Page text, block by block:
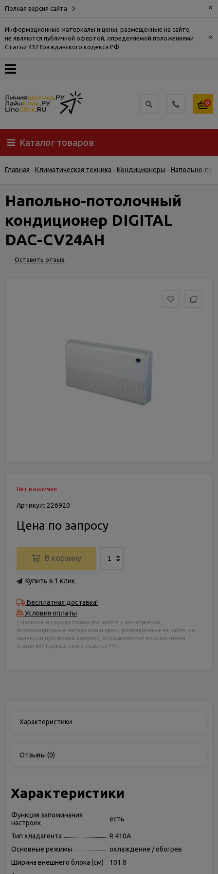
Полная версия сайта ×
Информационные материалы и цены, размещенные на сайте,
не являются публичной офертой, определяемой положениями
Статьи 437 Гражданского кодекса РФ.
×
О
Доставка
Самовывоз
Гарантия
Услуги
и
сервис
0
Каталог товаров
Главная - Климатическая техника - Кондиционеры - Напольно-
Напольно-потолочный
кондиционер DIGITAL
DAC-CV24AH
Оставить отзыв
Нет в наличии
Артикул: 226920
Цена по запросу
В корзину
Купить в 1 клик
Бесплатная доставка!
Условия оплаты
* Наличие и срок поставки уточняйте у менеджеров.
Информационные материалы и цены, размещенные на сайте, не
являются публичной офертой, определяемой положениями
Статьи 437 Гражданского кодекса РФ.
Характеристики
Отзывы (0)
Характеристики
Функция запоминания
настроек
есть
Тип хладагента
R 410A
Основные режимы
охлаждение / обогрев
Ширина внешнего блока (см)
101.8